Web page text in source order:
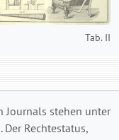
Tab. II
Journals stehen unter
. Der Rechtestatus,